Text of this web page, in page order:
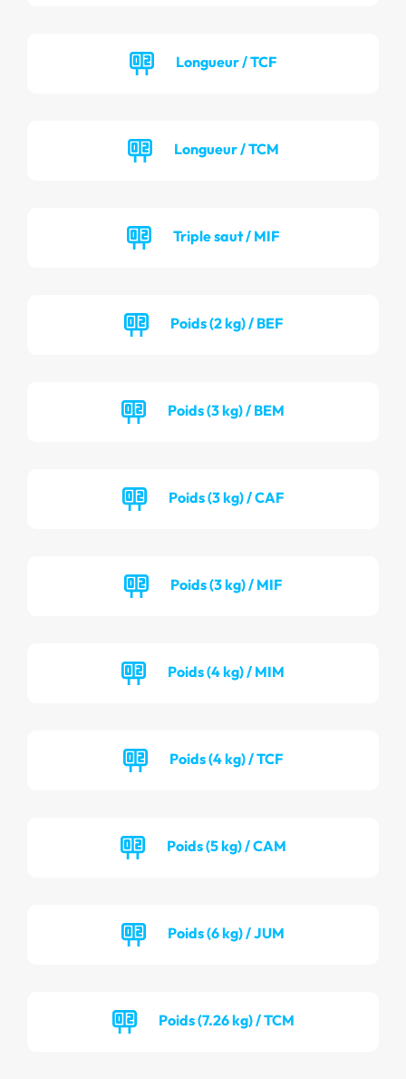
Longueur / TCF
Longueur / TCM
Triple saut / MIF
Poids (2 kg) / BEF
Poids (3 kg) / BEM
Poids (3 kg) / CAF
Poids (3 kg) / MIF
Poids (4 kg) / MIM
Poids (4 kg) / TCF
Poids (5 kg) / CAM
Poids (6 kg) / JUM
Poids (7.26 kg) / TCM